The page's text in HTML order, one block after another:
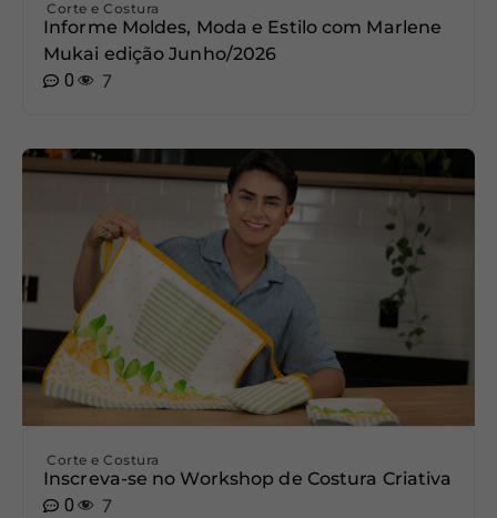
Corte e Costura
Informe Moldes, Moda e Estilo com Marlene
Mukai edição Junho/2026
0
7
Corte e Costura
Inscreva-se no Workshop de Costura Criativa
0
7